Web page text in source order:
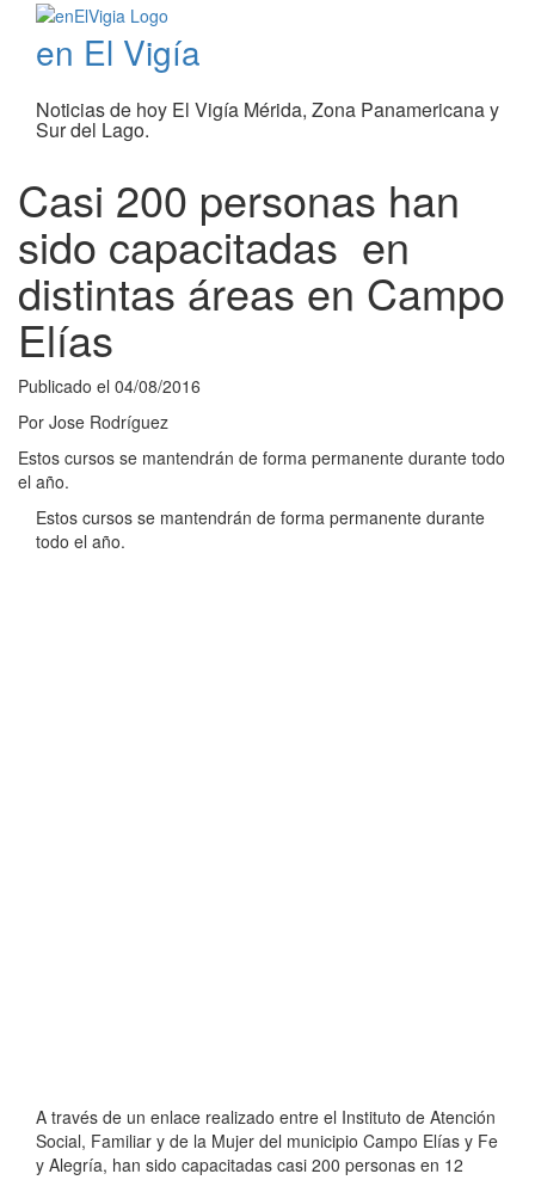
en El Vigía
Noticias de hoy El Vigía Mérida, Zona Panamericana y
Sur del Lago.
Casi 200 personas han
sido capacitadas en
distintas áreas en Campo
Elías
Publicado el 04/08/2016
Por Jose Rodríguez
Estos cursos se mantendrán de forma permanente durante todo
el año.
Estos cursos se mantendrán de forma permanente durante
todo el año.
A través de un enlace realizado entre el Instituto de Atención
Social, Familiar y de la Mujer del municipio Campo Elías y Fe
y Alegría, han sido capacitadas casi 200 personas en 12